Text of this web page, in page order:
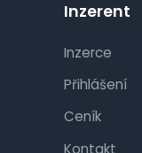
Inzerent
Inzerce
Přihlášení
Ceník
Kontakt